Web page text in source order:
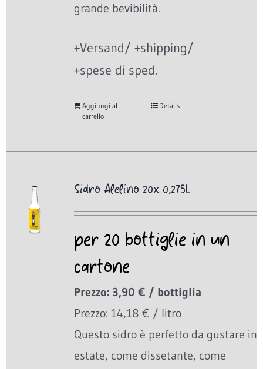
grande bevibilità.
+Versand/ +shipping/
+spese di sped.
Aggiungi al
carrello
Details
Sidro Alelino 20x 0,275L
per 20 bottiglie in un
cartone
Prezzo: 3,90 € / bottiglia
Prezzo: 14,18 € / litro
Questo sidro è perfetto da gustare in
estate, come dissetante, come